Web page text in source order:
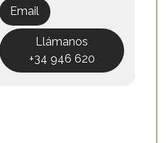
Email
Llámanos
+34 946 620